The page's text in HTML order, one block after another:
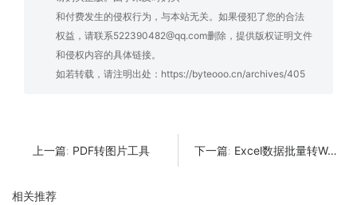
和付费发生的侵权行为，与本站无关。如果侵犯了您的合法
权益，请联系522390482@qq.com删除，提供版权证明文件
和侵权内容的具体链接。
如若转载，请注明出处： https://byteooo.cn/archives/405
上一篇: PDF转图片工具 下一篇: Excel数据批量转Word
相关推荐